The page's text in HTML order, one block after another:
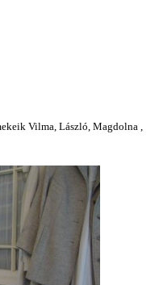
Vilma, László, Magdolna ,